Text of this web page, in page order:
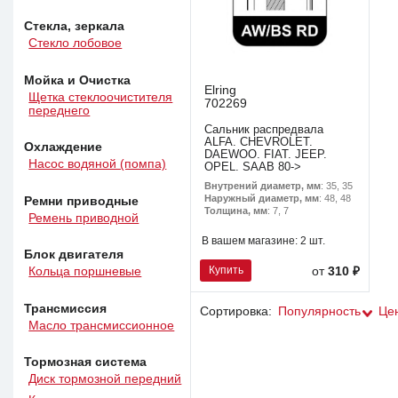
Стекла, зеркала
Стекло лобовое
Мойка и Очистка
Щетка стеклоочистителя
переднего
Охлаждение
Насос водяной (помпа)
Ремни приводные
Ремень приводной
Блок двигателя
Кольца поршневые
Трансмиссия
Масло трансмиссионное
Тормозная система
Диск тормозной передний
Elring
702269
Сальник распредвала
ALFA. CHEVROLET.
DAEWOO. FIAT. JEEP.
OPEL. SAAB 80->
Внутрений диаметр, мм: 35, 35
Наружный диаметр, мм: 48, 48
Толщина, мм: 7, 7
В вашем магазине: 2 шт.
Купить от310 ₽
Сортировка: Популярность